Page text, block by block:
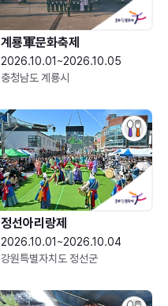
2026.10.01~2026.10.05
충청남도 계룡시
정선아리랑제
2026.10.01~2026.10.04
강원특별자치도 정선군